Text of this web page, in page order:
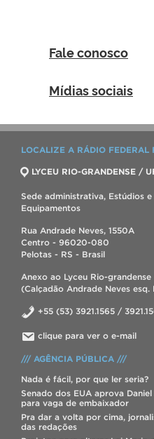
Fale conosco
Mídias sociais
LOCALIZE A RÁDIO FEDERAL
LYCEU RIO-GRANDENSE /
Sede administrativa, Estúdios
Equipamentos
Rua Andrade Neves, 1550A
Centro - 96020-080
Pelotas - RS - Brasil
Anexo ao Lyceu Rio-grandense
(Calçadão Andrade Neves
+55 (53) 3921.1565 /
clique para ver o e-mail
/// AGÊNCIA PÚBLICA ///
Nada é fácil, por que ler seria?
Senado dos EUA aprova
para vaga de embaixador
Pra dar a volta por cima,
das redações